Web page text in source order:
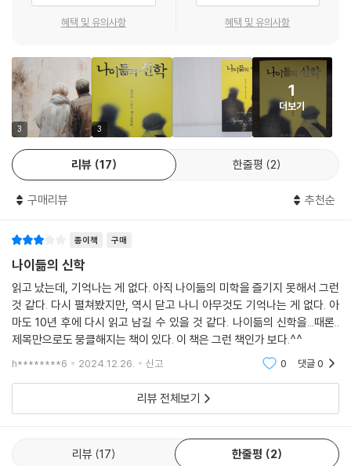
◆ 소망 ? 믿음으로 인해 우리가 과거보다 더 나은 미래를 내다볼 수 있게
된다는 사실을 깨닫는다.
◆ 영적 성장 ? 악덕을 다루고 미덕을 키우고 영적 훈련을 진행하면서 나
이듦의 과정을 영적인 여정으로 볼 수 있도록 돕는다. 그 결과 좀 더 전인적
인 인간이 되고 하나님과 친밀해지고 이웃과 사랑을 나누며 창조 질서와
조화를 이루게 된다.
◆ 실제적인 지침 ? 유언장 작성하기, 인생 후반기 검토하기, 죽음과 사후
의 삶 준비하기 등을 다룬다.
이 책을 최대한 활용하는 방법
있다. 이 책은 주석을 많이 달았을 뿐 아니라 책 끝에 참고 문헌과 색인도
실어 놓았다. 각 장 마지막에는 토론에 도움이 될 만한 질문거리를 제시했
고, 관련 성경 구절로 성경 공부도 할 수 있게 했다. 개별적으로 공부할 수
도 있지만, 그룹으로 모여서 활용하는 데 더 초점을 맞추었다. 예컨대 그룹
으로 모일 경우, 9~10주 동안 구성원들이 미리 한 장씩 읽고 와서 토론하
거나 성경 공부를 진행할 수 있다. 성경 공부를 할 때는 이 주제에 관해 ‘성
경은 뭐라고 말한다’라는 식으로 진행되지 않는다. 그보다는 성경 텍스트
에 관해 각자가 스스로 질문을 품어 보고 내 삶에 유용하게 적용할 만한 답
을 찾아가면 된다.
혜택 및 유의사항 혜택 및 유의사항
3 3
1
더보기
리뷰 17 한줄평 2
구매리뷰 추천순
종이책 구매
나이듦의 신학
읽고 났는데, 기억나는 게 없다. 아직 나이듦의 미학을 즐기지 못해서 그런
것 같다. 다시 펼쳐봤지만, 역시 닫고 나니 아무것도 기억나는 게 없다. 아
마도 10년 후에 다시 읽고 남길 수 있을 것 같다. 나이듦의 신학을...때론..
제목만으로도 뭉클해지는 책이 있다. 이 책은 그런 책인가 보다.^^
h********6 2024.12.26. 신고 0 댓글0
리뷰 전체보기
리뷰 17 한줄평 2